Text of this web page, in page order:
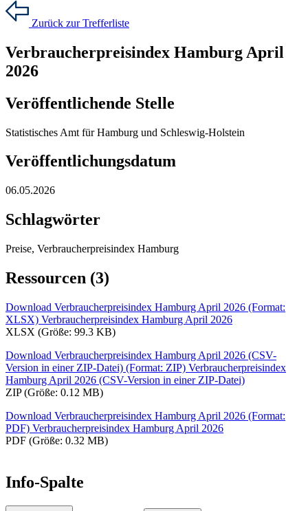
Zurück zur Trefferliste
Verbraucherpreisindex Hamburg April
2026
Veröffentlichende Stelle
Statistisches Amt für Hamburg und Schleswig-Holstein
Veröffentlichungsdatum
06.05.2026
Schlagwörter
Preise, Verbraucherpreisindex Hamburg
Ressourcen (3)
Download Verbraucherpreisindex Hamburg April 2026 (Format:
XLSX) Verbraucherpreisindex Hamburg April 2026
XLSX (Größe: 99.3 KB)
Download Verbraucherpreisindex Hamburg April 2026 (CSV-
Version in einer ZIP-Datei) (Format: ZIP) Verbraucherpreisindex
Hamburg April 2026 (CSV-Version in einer ZIP-Datei)
ZIP (Größe: 0.12 MB)
Download Verbraucherpreisindex Hamburg April 2026 (Format:
PDF) Verbraucherpreisindex Hamburg April 2026
PDF (Größe: 0.32 MB)
Info-Spalte